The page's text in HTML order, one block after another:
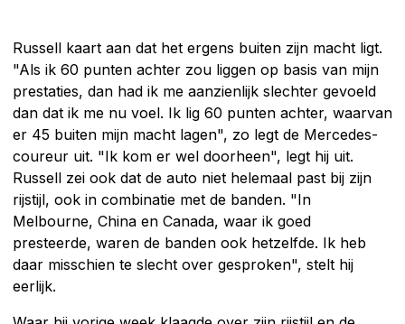
Russell kaart aan dat het ergens buiten zijn macht ligt.
"Als ik 60 punten achter zou liggen op basis van mijn
prestaties, dan had ik me aanzienlijk slechter gevoeld
dan dat ik me nu voel. Ik lig 60 punten achter, waarvan
er 45 buiten mijn macht lagen", zo legt de Mercedes-
coureur uit. "Ik kom er wel doorheen", legt hij uit.
Russell zei ook dat de auto niet helemaal past bij zijn
rijstijl, ook in combinatie met de banden. "In
Melbourne, China en Canada, waar ik goed
presteerde, waren de banden ook hetzelfde. Ik heb
daar misschien te slecht over gesproken", stelt hij
eerlijk.